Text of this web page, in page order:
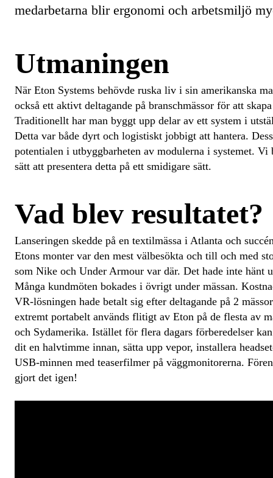
medarbetarna blir ergonomi och arbetsmiljö
Utmaningen
När Eton Systems behövde ruska liv i sin amerikanska
också ett aktivt deltagande på branschmässor för att
Traditionellt har man byggt upp delar av ett system i
Detta var både dyrt och logistiskt jobbigt att hantera.
potentialen i utbyggbarheten av modulerna i systemet. Vi
sätt att presentera detta på ett smidigare sätt.
Vad blev resultatet?
Lanseringen skedde på en textilmässa i Atlanta och
Etons monter var den mest välbesökta och till och med
som Nike och Under Armour var där. Det hade inte hänt
Många kundmöten bokades i övrigt under mässan.
VR-lösningen hade betalt sig efter deltagande på 2
extremt portabelt används flitigt av Eton på de flesta av
och Sydamerika. Istället för flera dagars förberedelser
dit en halvtimme innan, sätta upp vepor, installera
USB-minnen med teaserfilmer på väggmonitorerna.
gjort det igen!